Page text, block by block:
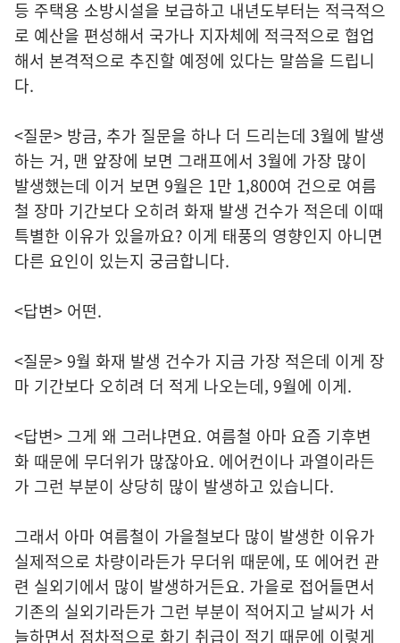
등 주택용 소방시설을 보급하고 내년도부터는 적극적으
로 예산을 편성해서 국가나 지자체에 적극적으로 협업
해서 본격적으로 추진할 예정에 있다는 말씀을 드립니
다.
<질문> 방금, 추가 질문을 하나 더 드리는데 3월에 발생
하는 거, 맨 앞장에 보면 그래프에서 3월에 가장 많이
발생했는데 이거 보면 9월은 1만 1,800여 건으로 여름
철 장마 기간보다 오히려 화재 발생 건수가 적은데 이때
특별한 이유가 있을까요? 이게 태풍의 영향인지 아니면
다른 요인이 있는지 궁금합니다.
<답변> 어떤.
<질문> 9월 화재 발생 건수가 지금 가장 적은데 이게 장
마 기간보다 오히려 더 적게 나오는데, 9월에 이게.
<답변> 그게 왜 그러냐면요. 여름철 아마 요즘 기후변
화 때문에 무더위가 많잖아요. 에어컨이나 과열이라든
가 그런 부분이 상당히 많이 발생하고 있습니다.
그래서 아마 여름철이 가을철보다 많이 발생한 이유가
실제적으로 차량이라든가 무더위 때문에, 또 에어컨 관
련 실외기에서 많이 발생하거든요. 가을로 접어들면서
기존의 실외기라든가 그런 부분이 적어지고 날씨가 서
늘하면서 점차적으로 화기 취급이 적기 때문에 이렇게